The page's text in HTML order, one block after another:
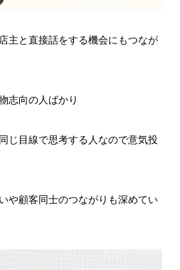
主と直接話をする機会にもつなが
志向の人ばかり
じ目線で思考する人なので意気投
や顧客同士のつながりも深めてい